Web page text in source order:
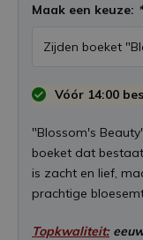
Maak een keuze: *
Vóór 14:00
"Blossom's
boeket dat
is zacht en lief,
prachtige
Topkwaliteit: